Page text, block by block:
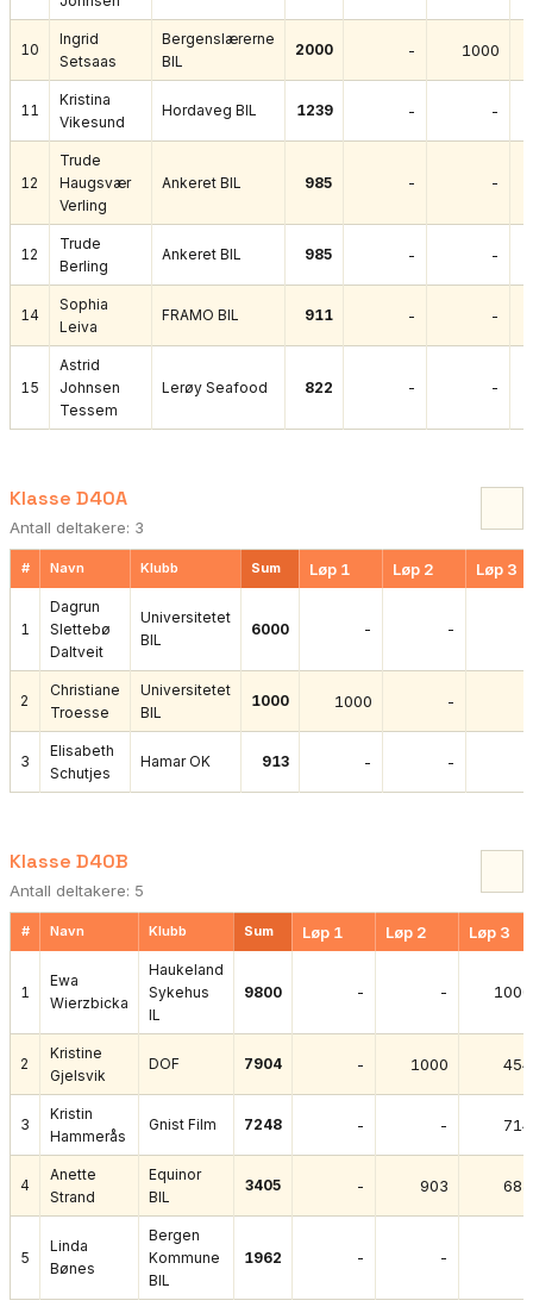
10
Ingrid
Setsaas
Bergenslærerne
BIL
2000 - 1000
11
Kristina
Vikesund
Hordaveg BIL 1239 - -
12
Trude
Haugsvær
Verling
Ankeret BIL 985 - -
12
Trude
Berling
Ankeret BIL 985 - -
14
Sophia
Leiva
FRAMO BIL 911 - -
15
Astrid
Johnsen
Tessem
Lerøy Seafood 822 - -
Klasse D40A
Antall deltakere: 3
# Navn Klubb Sum Løp 1 Løp 2 Løp 3
1
Dagrun
Slettebø
Daltveit
Universitetet
BIL
6000 - -
2
Christiane
Troesse
Universitetet
BIL
1000 1000 -
3
Elisabeth
Schutjes
Hamar OK 913 - -
Klasse D40B
Antall deltakere: 5
# Navn Klubb Sum Løp 1 Løp 2 Løp 3
1
Ewa
Wierzbicka
Haukeland
Sykehus
IL
9800 - - 1000
2
Kristine
Gjelsvik
DOF 7904 - 1000 454
3
Kristin
Hammerås
Gnist Film 7248 - - 714
4
Anette
Strand
Equinor
BIL
3405 - 903 685
5
Linda
Bønes
Bergen
Kommune
BIL
1962 - -